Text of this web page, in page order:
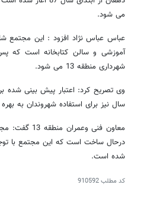
می شود.
آموزشی و سالن کتابخانه است که
شهرداری منطقه 13 می شود.
سال نیز برای استفاده شهروندان به
معاون فنی
شده است.
کد مطلب910592